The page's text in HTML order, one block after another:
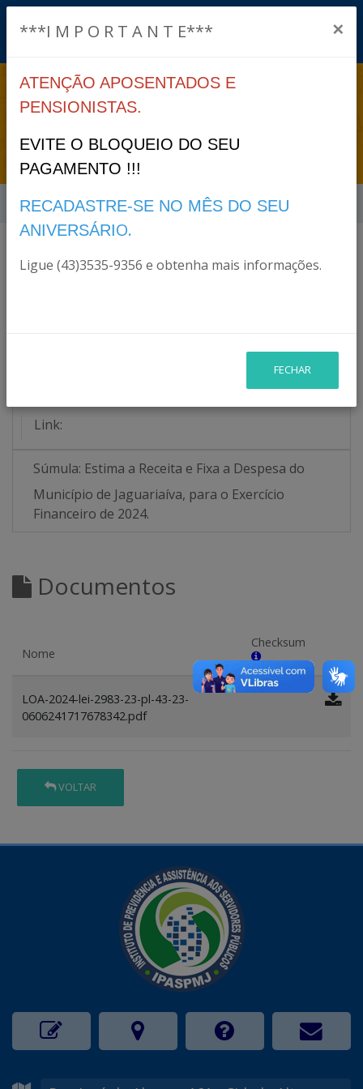
LEI ORDINÁRIA
2983/2023
Início Legislação Lei Ordinária 2983/2023
Lei Ordinária 2983/2023
Link:
Súmula: Estima a Receita e Fixa a Despesa do
Município de Jaguariaíva, para o Exercício
Financeiro de 2024.
Documentos
Nome
Checksum
LOA-2024-lei-2983-23-pl-43-23-
0606241717678342.pdf
VOLTAR
***I M P O R T A N T E*** ×
ATENÇÃO APOSENTADOS E
PENSIONISTAS.
EVITE O BLOQUEIO DO SEU
PAGAMENTO !!!
RECADASTRE-SE NO MÊS DO SEU
ANIVERSÁRIO.
Ligue (43)3535-9356 e obtenha mais informações.
FECHAR